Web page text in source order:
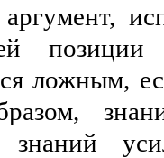
позиции
ложным,